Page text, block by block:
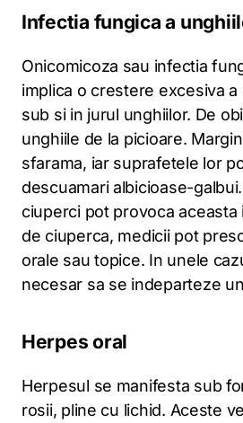
Infectia fungica a
Onicomicoza sau infectia
implica o crestere excesiva a
sub si in jurul unghiilor. De
unghiile de la picioare.
sfarama, iar suprafetele lor
descuamari albicioase-
ciuperci pot provoca
de ciuperca, medicii pot
orale sau topice. In unele
necesar sa se indeparteze
Herpes oral
Herpesul se manifesta sub
rosii, pline cu lichid. Aceste